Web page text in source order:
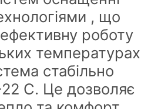
, що
роботу
температурах
стабільно
С. Це дозволяє